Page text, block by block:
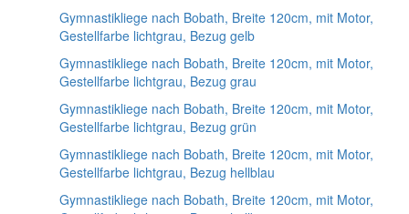
Gymnastikliege nach Bobath, Breite 120cm, mit Motor,
Gestellfarbe lichtgrau, Bezug gelb
Gymnastikliege nach Bobath, Breite 120cm, mit Motor,
Gestellfarbe lichtgrau, Bezug grau
Gymnastikliege nach Bobath, Breite 120cm, mit Motor,
Gestellfarbe lichtgrau, Bezug grün
Gymnastikliege nach Bobath, Breite 120cm, mit Motor,
Gestellfarbe lichtgrau, Bezug hellblau
Gymnastikliege nach Bobath, Breite 120cm, mit Motor,